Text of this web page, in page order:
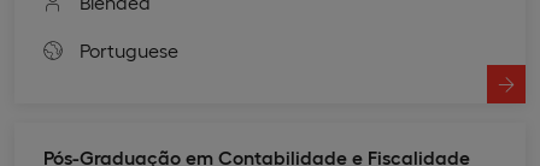
Portuguese
Pós-Graduação em Contabilidade e Fiscalidade